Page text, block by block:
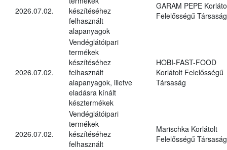
2026.07.02.
készítéséhez
felhasznált
alapanyagok
GARAM PEPE
Felelősségű Társaság
2026.07.02.
Vendéglátóipari
termékek
készítéséhez
felhasznált
alapanyagok, illetve
eladásra kínált
késztermékek
HOBI-FAST-FOOD
Korlátolt Felelősségű
Társaság
2026.07.02.
Vendéglátóipari
termékek
készítéséhez
felhasznált
Marischka Korlátolt
Felelősségű Társaság